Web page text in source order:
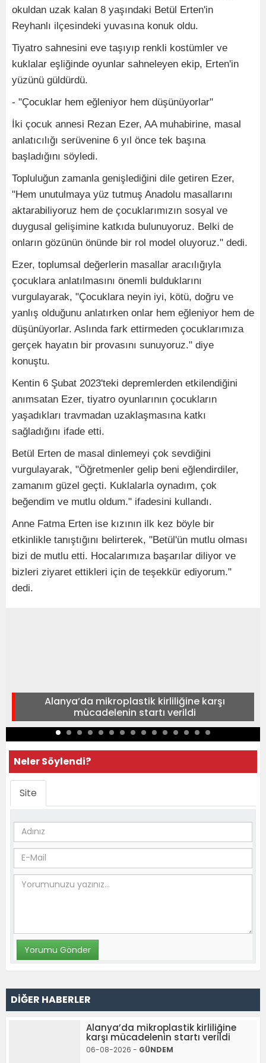
okuldan uzak kalan 8 yaşındaki Betül Erten'in
Reyhanlı ilçesindeki yuvasına konuk oldu.
Tiyatro sahnesini eve taşıyıp renkli kostümler ve
kuklalar eşliğinde oyunlar sahneleyen ekip, Erten'in
yüzünü güldürdü.
- "Çocuklar hem eğleniyor hem düşünüyorlar"
İki çocuk annesi Rezan Ezer, AA muhabirine, masal
anlatıcılığı serüvenine 6 yıl önce tek başına
başladığını söyledi.
Topluluğun zamanla genişlediğini dile getiren Ezer,
"Hem unutulmaya yüz tutmuş Anadolu masallarını
aktarabiliyoruz hem de çocuklarımızın sosyal ve
duygusal gelişimine katkıda bulunuyoruz. Belki de
onların gözünün önünde bir rol model oluyoruz." dedi.
Ezer, toplumsal değerlerin masallar aracılığıyla
çocuklara anlatılmasını önemli bulduklarını
vurgulayarak, "Çocuklara neyin iyi, kötü, doğru ve
yanlış olduğunu anlatırken onlar hem eğleniyor hem de
düşünüyorlar. Aslında fark ettirmeden çocuklarımıza
gerçek hayatın bir provasını sunuyoruz." diye
konuştu.
Kentin 6 Şubat 2023'teki depremlerden etkilendiğini
anımsatan Ezer, tiyatro oyunlarının çocukların
yaşadıkları travmadan uzaklaşmasına katkı
sağladığını ifade etti.
Betül Erten de masal dinlemeyi çok sevdiğini
vurgulayarak, "Öğretmenler gelip beni eğlendirdiler,
zamanım güzel geçti. Kuklalarla oynadım, çok
beğendim ve mutlu oldum." ifadesini kullandı.
Anne Fatma Erten ise kızının ilk kez böyle bir
etkinlikle tanıştığını belirterek, "Betül'ün mutlu olması
bizi de mutlu etti. Hocalarımıza başarılar diliyor ve
bizleri ziyaret ettikleri için de teşekkür ediyorum."
dedi.
Alanya’da mikroplastik kirliliğine karşı
mücadelenin startı verildi
Neler Söylendi?
Site
DİĞER HABERLER
Alanya’da mikroplastik kirliliğine
karşı mücadelenin startı verildi
06-08-2026 - GÜNDEM